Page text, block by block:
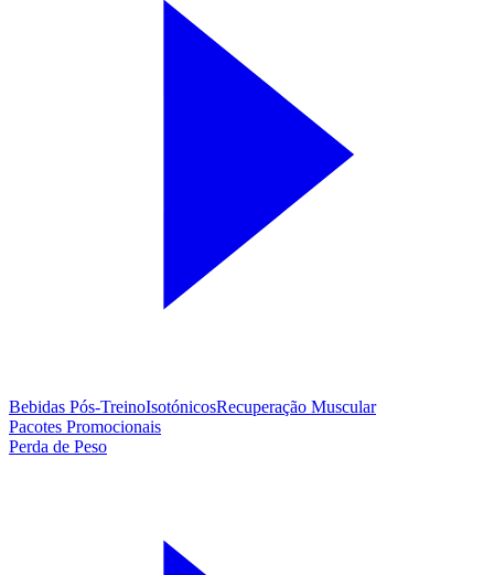
Bebidas Pós-TreinoIsotónicosRecuperação Muscular
Pacotes Promocionais
Perda de Peso